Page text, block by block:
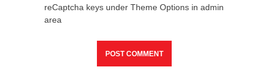
reCaptcha keys under Theme Options in admin
area